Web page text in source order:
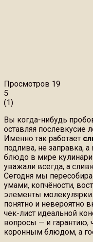
Просмотров 19
5
(1)
Вы когда-нибудь
оставляя послевкусие
Именно так работает
подлива, не заправка,
блюдо в мире
уважали всегда, а
Сегодня мы
умами, копчёности,
элементы
понятно и невероятно
чек-лист идеальной
вопросы — и гарантию,
коронным блюдом, а